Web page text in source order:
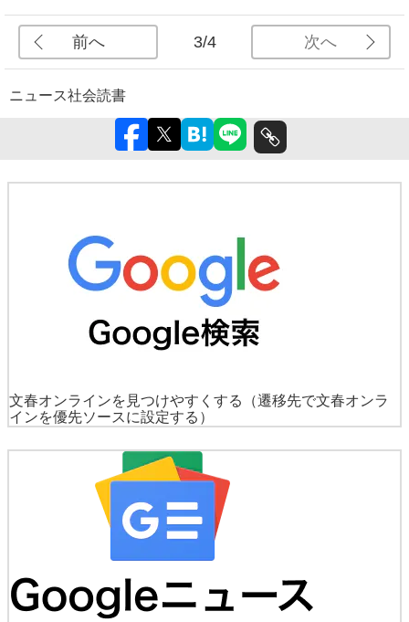
前へ 3/4 次へ
ニュース社会読書
文春オンラインを見つけやすくする
（遷移先で文春オンラ
インを優先ソースに設定する）